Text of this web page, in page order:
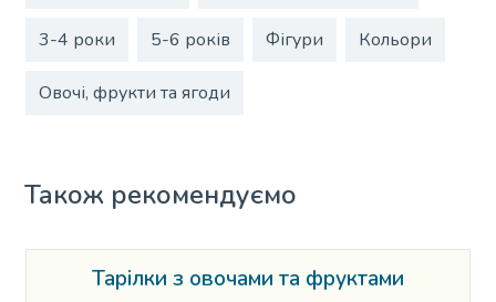
3-4 роки 5-6 років Фігури Кольори
Овочі, фрукти та ягоди
Також рекомендуємо
Тарілки з овочами та фруктами